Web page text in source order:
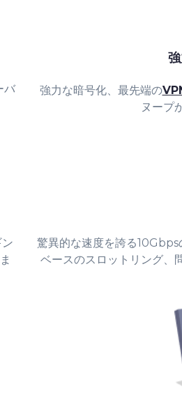
バ
強力な暗号化、最先端の
ヌープ
驚異的な速度を誇る
ベースのスロットリング、